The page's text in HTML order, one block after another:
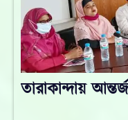
তারাকান্দায়